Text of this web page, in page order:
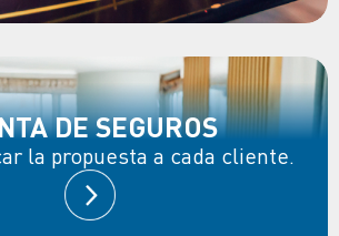
DE SEGUROS
la propuesta a cada cliente.